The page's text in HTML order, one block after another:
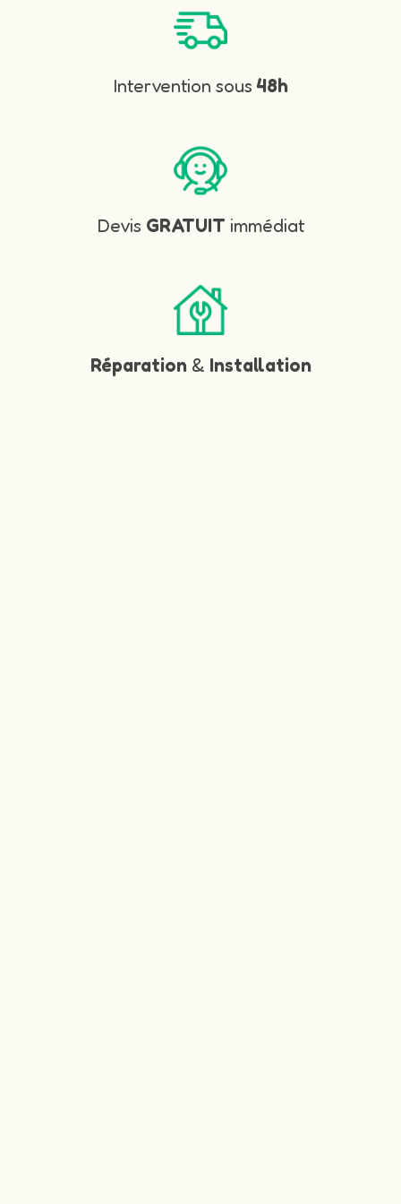
Intervention sous 48h
Devis GRATUIT immédiat
Réparation & Installation